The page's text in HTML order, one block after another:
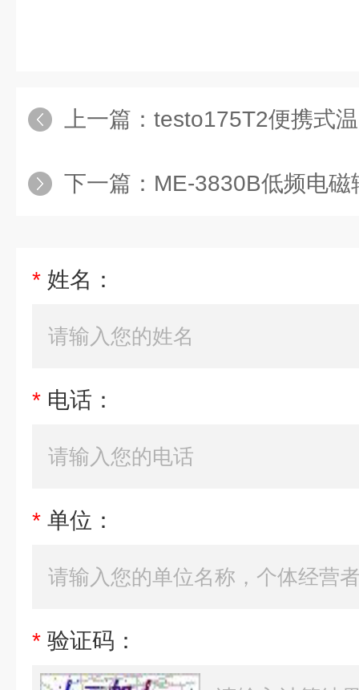
上一篇： testo175T2便携式温
下一篇： ME-3830B低频电磁辐射
* 姓名：
* 电话：
* 单位：
* 验证码：